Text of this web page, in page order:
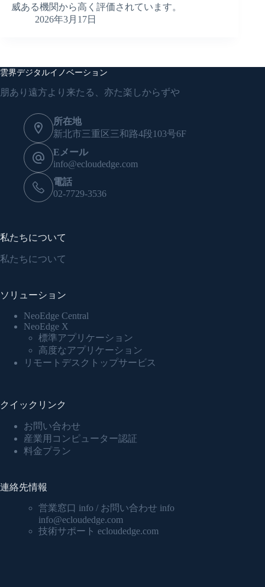
威ある機関から高く評価されています。
2026年3月17日
雲界デジタルイノベーション
朋あり遠方より来たる、亦た楽しからずや
所在地
新北市三重区三和路4段103号6F
Eメール
info@ecloudedge.com
電話
02-7729-3536
私たちについて
私たちについて
ソリューション
NeoEdge Central
NeoEdge X
標準アプリケーション
高度なアプリケーション
リモートデスクトップサービス
クイックリンク
お問い合わせ
産業用コンピューター認証
料金プラン
連絡先情報
営業窓口 info / お問い合わせ info
info@ecloudedge.com
技術サポート ecloudedge.com